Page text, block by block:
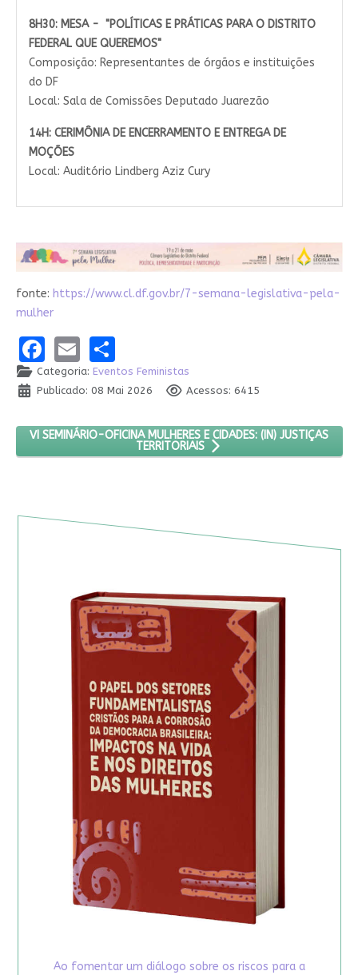
8H30:MESA - "POLÍTICAS E PRÁTICAS PARA O DISTRITO
FEDERAL QUE QUEREMOS"
Composição: Representantes de órgãos e instituições
do DF
Local: Sala de Comissões Deputado Juarezão
14H:CERIMÔNIA DE ENCERRAMENTO E ENTREGA DE
MOÇÕES
Local: Auditório Lindberg Aziz Cury
fonte: https://www.cl.df.gov.br/7-semana-legislativa-pela-
mulher
Facebook
EmailShare
Categoria: Eventos Feministas
Publicado: 08 Mai 2026
Acessos: 6415
PRÓXIMO ARTIGO: VI SEMINÁRIO-OFICINA MULHERES E
VI SEMINÁRIO-OFICINA MULHERES E CIDADES: (IN) JUSTIÇAS
TERRITORIAIS
Ao fomentar um diálogo sobre os riscos para a